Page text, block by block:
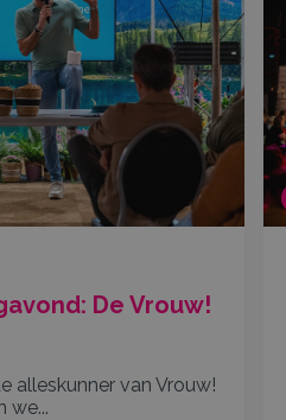
De Vrouw!
alleskunner van Vrouw!
we...